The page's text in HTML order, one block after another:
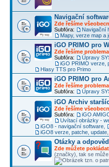
Navigační
Zde řešíme
Subfóra:
Navigační
Mapy, verze map a
iGO PRIMO pro
Zde řešíme
Subfóra:
Úpravy
iGO PRIMO verze,
Hlasy TTS pro Primo
iGO PRIMO pro
Zde řešíme
Subfóra:
Úpravy
iGO Archiv
Zde řešíme
Subfóra:
iGO
Uvítací obrázky -
iGO8 - navigační software
iGO8 verze, patche, update
Otázky a
Zde můžete
(značky), tak se
tzn. o